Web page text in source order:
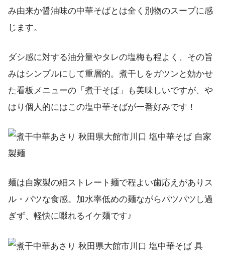
み由来か醤油味の中華そばとは全く別物のスープに感
じます。
ダシ感に対する油分量やタレの塩梅も程よく、その旨
みはシンプルにして重層的。煮干しをガツンと効かせ
た看板メニューの「煮干そば」も美味しいですが、や
はり個人的にはこの塩中華そばが一番好みです！
麺は自家製の細ストレート麺で程よい歯応えがありス
ル・パツな食感。加水率低めの麺ながらパツパツし過
ぎず、軽快に啜れるイケ麺です♪